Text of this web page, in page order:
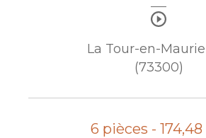
La Tour-en-
(73300)
6 pièces - 174,48